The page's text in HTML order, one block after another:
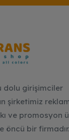
dolu girişimciler
şirketimiz
ve promosyon
öncü bir firmadır.